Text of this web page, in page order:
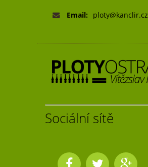
Email: ploty@kanclir.cz
Sociální sítě